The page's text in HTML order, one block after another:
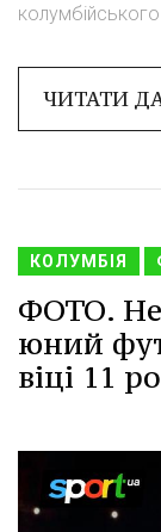
колумбійського
ЧИТАТИ
КОЛУМБІЯ
ФОТО.
юний
віці 11